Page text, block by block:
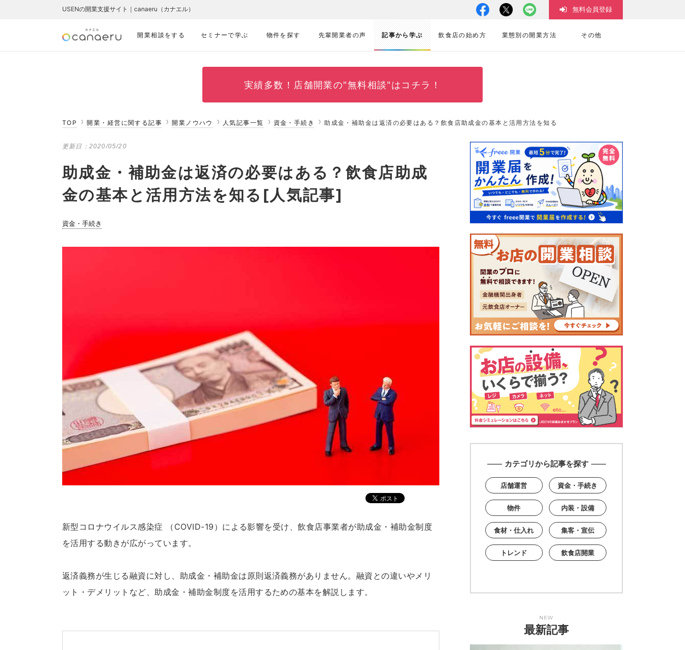
開業相談をする セミナーで学ぶ 物件を探す 先輩開業者の声 記事から学ぶ 飲食店の始め方 業態別の開業方法 その他
USENの開業支援サイト｜canaeru（カナエル） 無料会員登録
実績多数！ 店舗開業の"無料相談"はコチラ！
TOP 開業・経営に関する記事 開業ノウハウ 人気記事一覧 資金・手続き 助成金・補助金は返済の必要はある？飲食店助成金の基本と活用方法を知る
更新日： 2020/05/20
助成金・補助金は返済の必要はある？飲食店助成
金の基本と活用方法を知る[人気記事]
資金・手続き
新型コロナウイルス感染症 （COVID-19）による影響を受け、飲食店事業者が助成金・補助金制度
を活用する動きが広がっています。
返済義務が生じる融資に対し、助成金・補助金は原則返済義務がありません。融資との違いやメリ
ット・デメリットなど、助成金・補助金制度を活用するための基本を解説します。
カテゴリから記事を探す
店舗運営 資金・手続き
物件 内装・設備
食材・仕入れ 集客・宣伝
トレンド 飲食店開業
NEW
最新記事